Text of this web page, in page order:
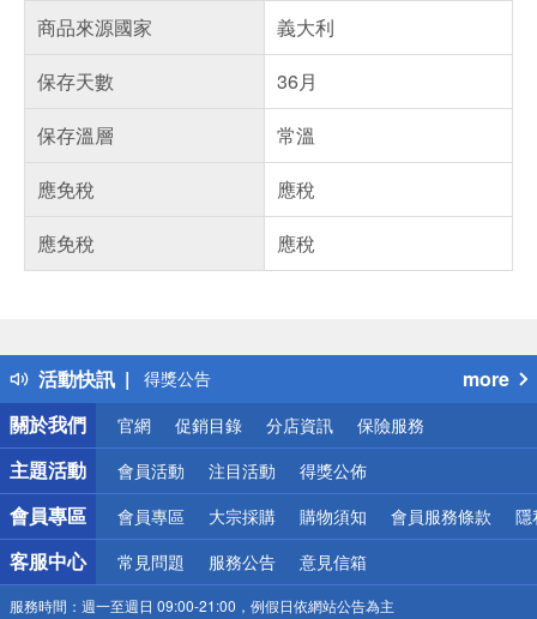
商品來源國家
義大利
保存天數
36月
保存溫層
常溫
應免稅
應稅
應免稅
應稅
活動快訊
得獎公告
熱門話題
銀行優惠
偏遠地區配送
詐騙網頁！請小心！
more
關於我們
官網 促銷目錄 分店資訊 保險服務
主題活動 會員活動 注目活動 得獎公佈
會員專區 會員專區 大宗採購 購物須知 會員服務條款 隱
客服中心 常見問題 服務公告 意見信箱
服務時間： 週一至週日 09:00-21:00，例假日依網站公告為主